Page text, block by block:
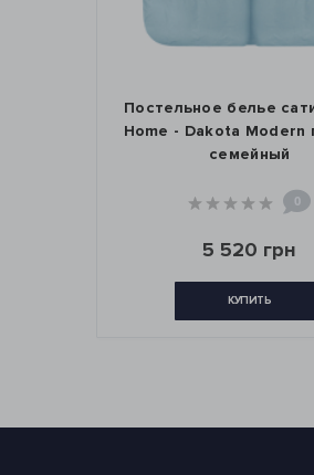
белье сатин Lotus
- Dakota Modern голубой